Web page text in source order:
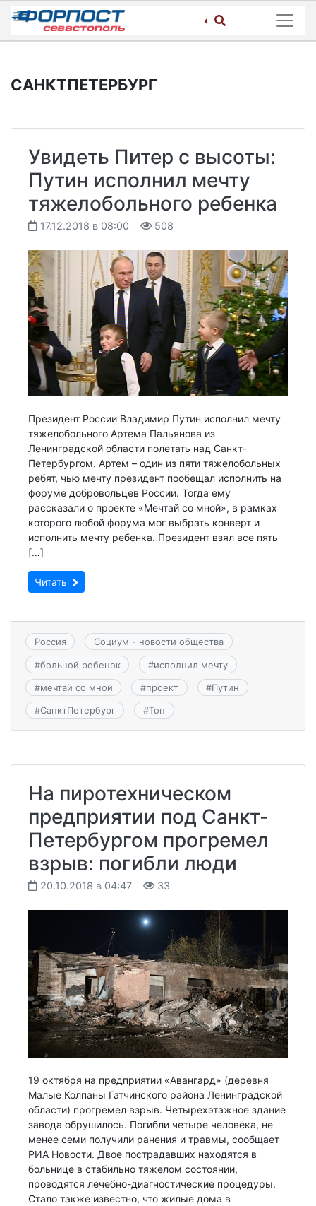
Skip
content
САНКТПЕТЕРБУРГ
Увидеть Питер с высоты:
Путин исполнил мечту
тяжелобольного ребенка
17.12.2018 в 08:00 508
Президент России Владимир Путин исполнил мечту
тяжелобольного Артема Пальянова из
Ленинградской области полетать над Санкт-
Петербургом. Артем – один из пяти тяжелобольных
ребят, чью мечту президент пообещал исполнить на
форуме добровольцев России. Тогда ему
рассказали о проекте «Мечтай со мной», в рамках
которого любой форума мог выбрать конверт и
исполнить мечту ребенка. Президент взял все пять
[…]
Читать
Россия Социум - новости общества
#больной ребенок #исполнил мечту
#мечтай со мной #проект #Путин
#СанктПетербург #Топ
На пиротехническом
предприятии под Санкт-
Петербургом прогремел
взрыв: погибли люди
20.10.2018 в 04:47 33
19 октября на предприятии «Авангард» (деревня
Малые Колпаны Гатчинского района Ленинградской
области) прогремел взрыв. Четырехэтажное здание
завода обрушилось. Погибли четыре человека, не
менее семи получили ранения и травмы, сообщает
РИА Новости. Двое пострадавших находятся в
больнице в стабильно тяжелом состоянии,
проводятся лечебно-диагностические процедуры.
Стало также известно, что жилые дома в